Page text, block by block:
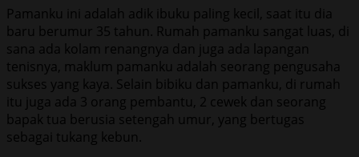
Pamanku ini adalah adik ibuku paling kecil, saat itu dia
baru berumur 35 tahun. Rumah pamanku sangat luas, di
sana ada kolam renangnya dan juga ada lapangan
tenisnya, maklum pamanku adalah seorang pengusaha
sukses yang kaya. Selain bibiku dan pamanku, di rumah
itu juga ada 3 orang pembantu, 2 cewek dan seorang
bapak tua berusia setengah umur, yang bertugas
sebagai tukang kebun.